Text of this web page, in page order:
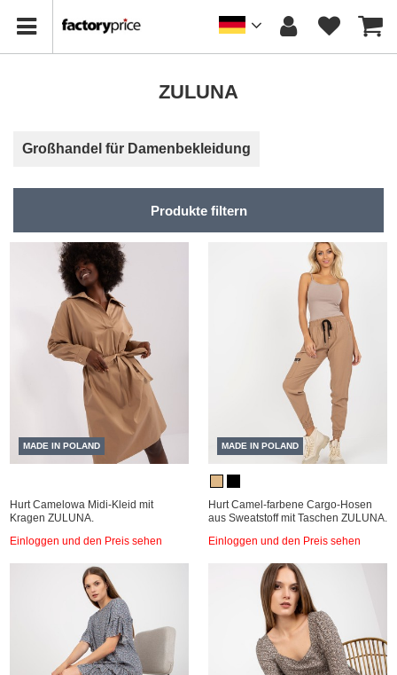
ZULUNA
Großhandel für Damenbekleidung
Produkte filtern
MADE IN POLAND
Hurt Camelowa Midi-Kleid mit
Kragen ZULUNA.
Einloggen und den Preis sehen
MADE IN POLAND
Hurt Camel-farbene Cargo-Hosen
aus Sweatstoff mit Taschen ZULUNA.
Einloggen und den Preis sehen